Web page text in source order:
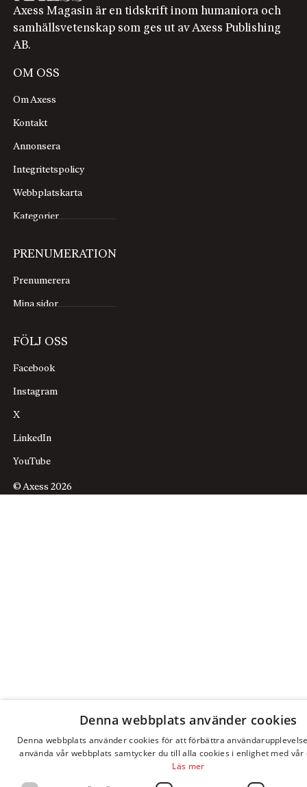
Axess Magasin är en tidskrift inom humaniora och
samhällsvetenskap som ges ut av Axess Publishing
AB.
OM OSS
Om Axess
Kontakt
Annonsera
Integritetspolicy
Webbplatskarta
Kategorier
PRENUMERATION
Prenumerera
Mina sidor
FÖLJ OSS
Facebook
Instagram
X
LinkedIn
YouTube
© Axess 2026
Denna webbplats använder cookies
Denna webbplats använder cookies för att förbättra
använda vår webbplats samtycker du till alla cookies i enlighet med vår
Läs mer